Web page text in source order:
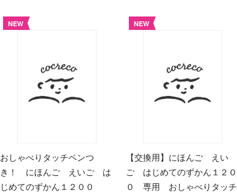
NEW
おしゃべりタッチペンつ
き！ にほんご えいご は
じめてのずかん１２００
NEW
【交換用】にほんご えい
ご はじめてのずかん１２０
０ 専用 おしゃべりタッチ